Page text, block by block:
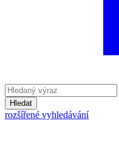
Hledat
rozšířené vyhledávání